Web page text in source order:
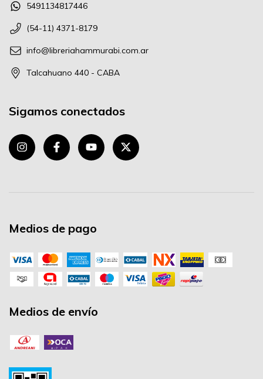
5491134817446
(54-11) 4371-8179
info@libreriahammurabi.com.ar
Talcahuano 440 - CABA
Sigamos conectados
Medios de pago
Medios de envío